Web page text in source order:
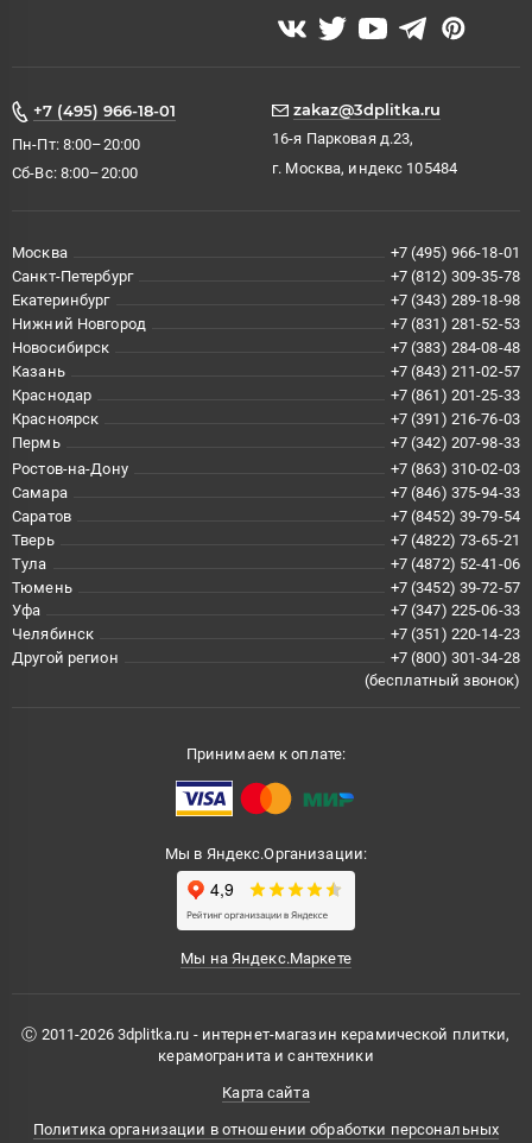
+7 (495) 966-18-01
Пн-Пт: 8:00–20:00
Сб-Вс: 8:00–20:00
zakaz@3dplitka.ru
16-я Парковая д.23,
г. Москва, индекс 105484
Москва
+7 (495) 966-18-01
Санкт-Петербург
+7 (812) 309-35-78
Екатеринбург
+7 (343) 289-18-98
Нижний Новгород
+7 (831) 281-52-53
Новосибирск
+7 (383) 284-08-48
Казань
+7 (843) 211-02-57
Краснодар
+7 (861) 201-25-33
Красноярск
+7 (391) 216-76-03
Пермь
+7 (342) 207-98-33
Ростов-на-Дону
+7 (863) 310-02-03
Самара
+7 (846) 375-94-33
Саратов
+7 (8452) 39-79-54
Тверь
+7 (4822) 73-65-21
Тула
+7 (4872) 52-41-06
Тюмень
+7 (3452) 39-72-57
Уфа
+7 (347) 225-06-33
Челябинск
+7 (351) 220-14-23
Другой регион
+7 (800) 301-34-28
(бесплатный звонок)
Принимаем к оплате:
Мы в Яндекс.Организации:
Мы на Яндекс.Маркете
Ⓒ 2011-2026 3dplitka.ru - интернет-магазин керамической плитки,
керамогранита и сантехники
Карта сайта
Политика организации в отношении обработки персональных